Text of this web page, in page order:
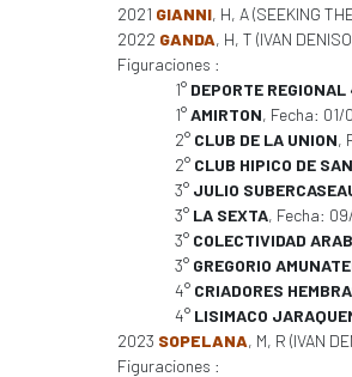
2021 GIANNI, H, A (SEEKING
2022 GANDA, H, T (IVAN
Figuraciones :
1° DEPORTE
1°AMIRTON, Fecha: 01/
2° CLUB DE LA UNION,
2° CLUB HIPICO DE
3° JULIO
3° LA SEXTA, Fecha:
3° COLECTIVIDAD
3° GREGORIO
4° CRIADORES
4° LISIMACO
2023 SOPELANA, M, R (IVAN
Figuraciones :